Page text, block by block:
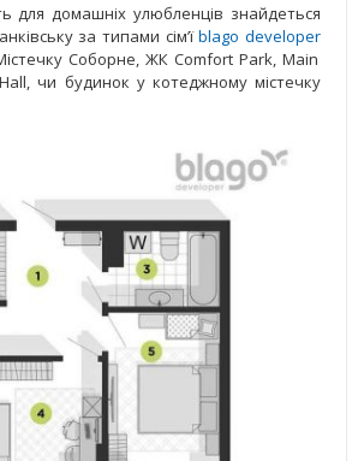
для домашніх улюбленців знайдеться
за типами сім’їblago developer
Соборне, ЖК Comfort Park, Main
чи будинок у котеджному містечку